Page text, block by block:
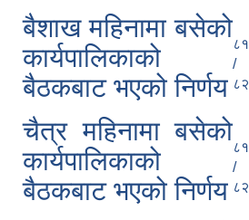
बैशाख महिनामा बसेको
कार्यपालिकाको
बैठकबाट भएको निर्णय
८१
/
८२
चैत्र महिनामा बसेको
कार्यपालिकाको
बैठकबाट भएको निर्णय
८१
/
८२